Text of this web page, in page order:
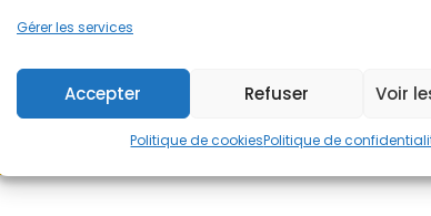
Gérer les services
Accepter Refuser Voir
Politique de cookiesPolitique de
➝ Gratuit,